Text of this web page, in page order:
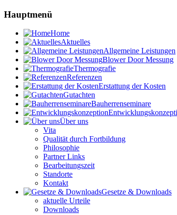
Hauptmenü
Home
Aktuelles
Allgemeine Leistungen
Blower Door Messung
Thermografie
Referenzen
Erstattung der Kosten
Gutachten
Bauherrenseminare
Über uns
Vita
Qualität durch Fortbildung
Philosophie
Partner Links
Bearbeitungszeit
Standorte
Kontakt
Gesetze & Downloads
aktuelle Urteile
Downloads